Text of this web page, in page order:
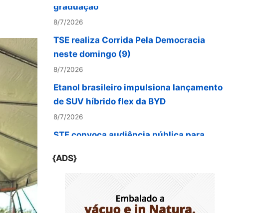
Etanol brasileiro impulsiona lançamento
STF convoca audiência pública para
América Latina operável por ChatGPT e
Claude
8/7/2026
Estilo, praticidade e paixão sobre rodas:
{ADS}